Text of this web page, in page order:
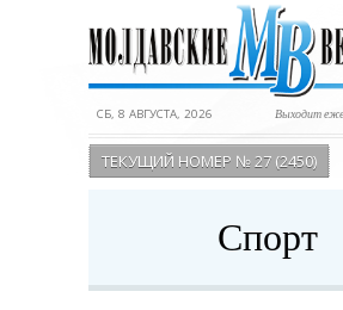
СБ, 8 АВГУСТА, 2026 Выходит
ТЕКУЩИЙ НОМЕР № 27 (2450)
Спорт